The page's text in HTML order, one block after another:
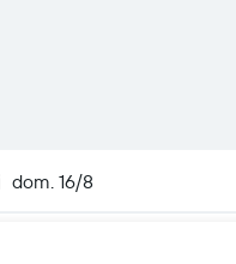
dom. 16/8